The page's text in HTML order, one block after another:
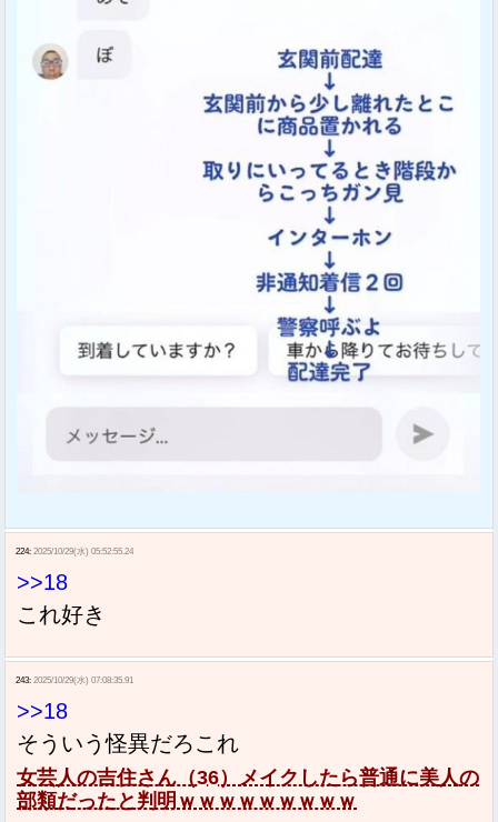
224: 2025/10/29(水) 05:52:55.24
>>18
これ好き
243: 2025/10/29(水) 07:08:35.91
>>18
そういう怪異だろこれ
女芸人の吉住さん（36）メイクしたら普通に美人の
部類だったと判明ｗｗｗｗｗｗｗｗｗ